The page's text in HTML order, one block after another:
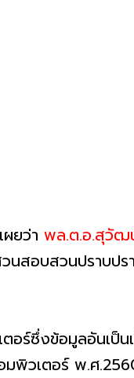
ผยว่า พล.ต.อ.สุวัฒ
สอบสวนปราบปร
ร์ซึ่งข้อมูลอันเป็น
มพิวเตอร์ พ.ศ